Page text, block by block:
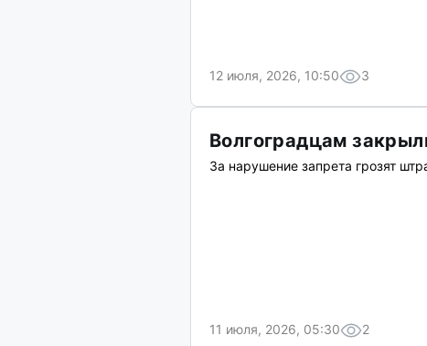
12 июля, 2026, 10:50 3
Волгоградцам
За нарушение запрета грозят
11 июля, 2026, 05:30 2